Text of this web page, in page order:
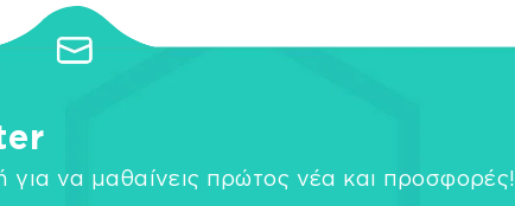
για να μαθαίνεις πρώτος νέα και προσφορές!